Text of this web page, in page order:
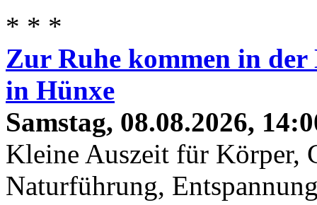
* * *
Zur Ruhe kommen in
in Hünxe
Samstag, 08.08.2026,
Kleine Auszeit für Körper,
Naturführung,